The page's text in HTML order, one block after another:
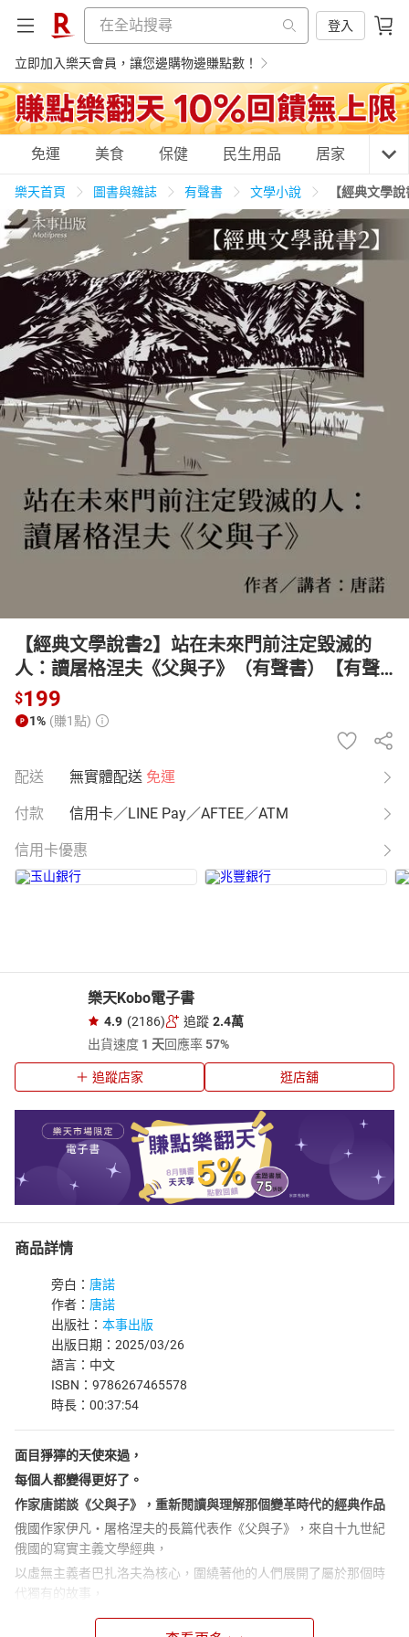
登入
立即加入樂天會員，讓您邊購物邊賺點數！
購物網分類
天天免運 美食蛋糕 養生保健 民生用品
居家生活 3C家電 運動休閒 親子玩具
女裝 男裝 化妝保養 情趣用品
電子/紙本書
HOT
免運 美食 保健 民生用品 居家 3C
樂天首頁 圖書與雜誌 有聲書 文學小說 【經典文學
【經典文學說書2】站在未來門前注定毀滅的
人：讀屠格涅夫《父與子》（有聲書）【有聲
書】
$199
1% (賺1點)
配送 無實體配送 免運
付款 信用卡／LINE Pay／AFTEE／ATM
信用卡優惠
樂天Kobo電子書
4.9 (2186) 追蹤 2.4萬
出貨速度 1 天回應率57%
追蹤店家 逛店舖
商品詳情
旁白： 唐諾
作者： 唐諾
出版社： 本事出版
出版日期：2025/03/26
語言：中文
ISBN：9786267465578
時長：00:37:54
面目猙獰的天使來過，
每個人都變得更好了。
作家唐諾談《父與子》，重新閱讀與理解那個變革時代的經典作品
俄國作家伊凡・屠格涅夫的長篇代表作《父與子》，來自十九世紀
俄國的寫實主義文學經典，
以虛無主義者巴扎洛夫為核心，圍繞著他的人們展開了屬於那個時
代獨有的故事，
那是一個新舊交替的改革時代，是各種不同族群衝突與碰撞的時